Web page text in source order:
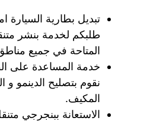
تبديل بطارية السيارة
طلبكم لخدمة بنشر
المتاحة في جميع
خدمة المساعدة على
نقوم بتصليح الدينمو
المكيف.
الاستعانة ببنجرجي